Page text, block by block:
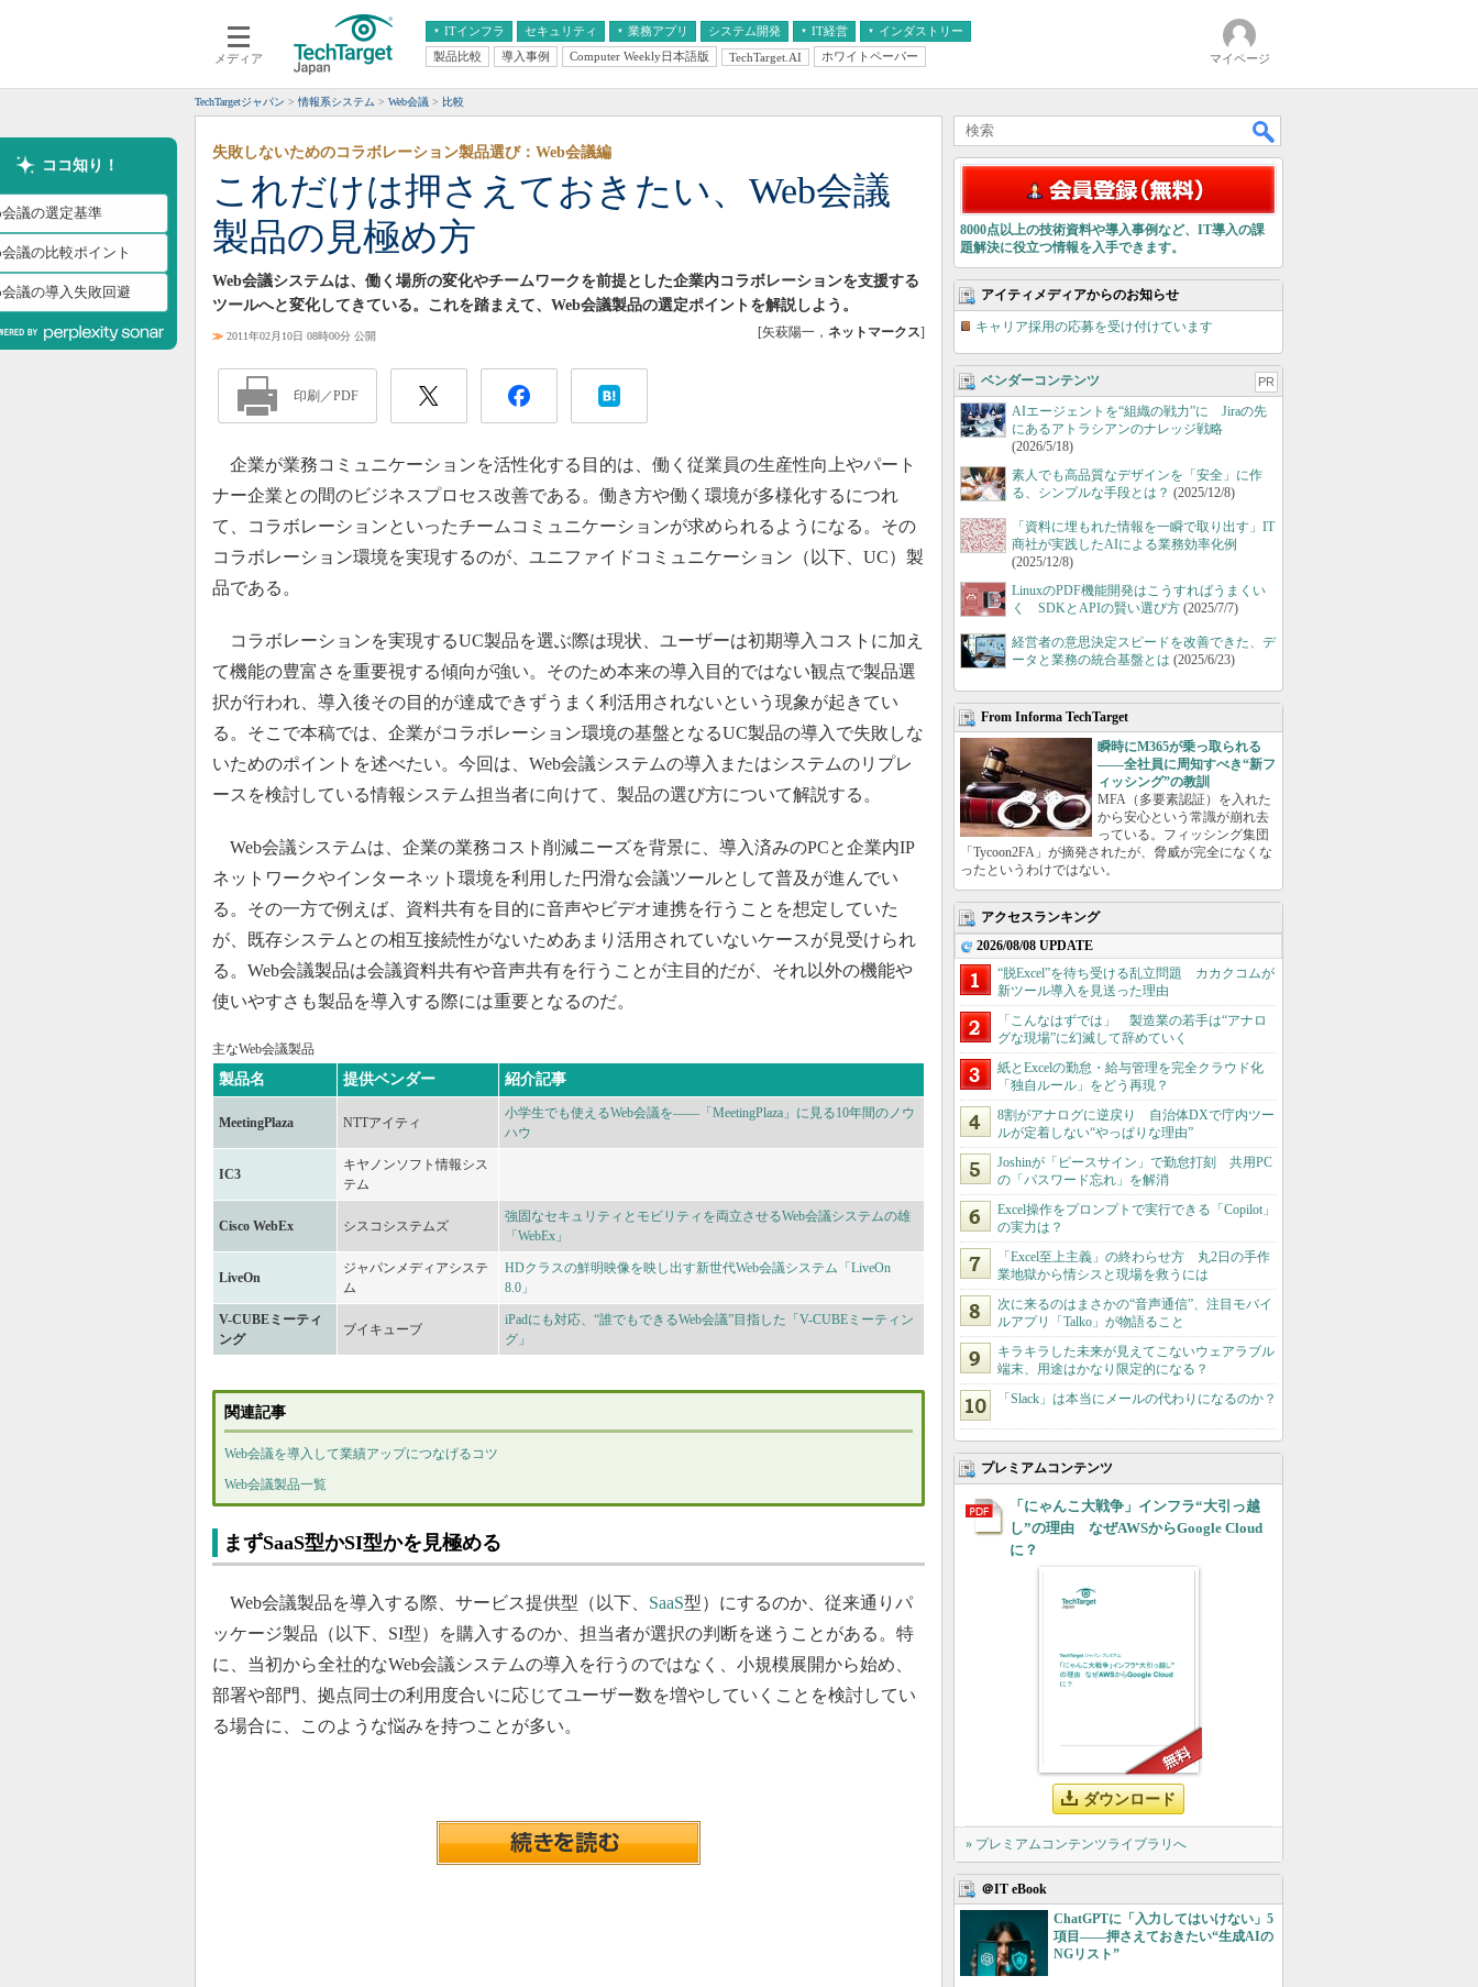
メディア
ITインフラ
クラウド
スマートモバイル
ネットワーク
システム運用管理
セキュリティ 業務アプリ
エンタープライズAI
ERP
CX
情報系システム
システム開発 IT経営
経営とIT
インダストリー
医療IT
製品比較 導入事例 Computer Weekly日本語版 TechTarget.AI ホワイトペーパー マイページ
TechTargetジャパン 情報系システム Web会議 比較
ココ知り！
会議の選定基準
会議の比較ポイント
会議の導入失敗回避
これだけは押さえておきたい、Web会議
製品の見極め方
失敗しないためのコラボレーション製品選び：Web会議編
Web会議システムは、働く場所の変化やチームワークを前提とした企業内コラボレーションを支援する
ツールへと変化してきている。これを踏まえて、Web会議製品の選定ポイントを解説しよう。
≫ 2011年02月10日 08時00分 公開 [矢萩陽一， ネットマークス]
印刷／PDF
企業が業務コミュニケーションを活性化する目的は、働く従業員の生産性向上やパート
ナー企業との間のビジネスプロセス改善である。働き方や働く環境が多様化するにつれ
て、コラボレーションといったチームコミュニケーションが求められるようになる。その
コラボレーション環境を実現するのが、ユニファイドコミュニケーション（以下、UC）製
品である。
コラボレーションを実現するUC製品を選ぶ際は現状、ユーザーは初期導入コストに加え
て機能の豊富さを重要視する傾向が強い。そのため本来の導入目的ではない観点で製品選
択が行われ、導入後その目的が達成できずうまく利活用されないという現象が起きてい
る。そこで本稿では、企業がコラボレーション環境の基盤となるUC製品の導入で失敗しな
いためのポイントを述べたい。今回は、Web会議システムの導入またはシステムのリプレ
ースを検討している情報システム担当者に向けて、製品の選び方について解説する。
Web会議システムは、企業の業務コスト削減ニーズを背景に、導入済みのPCと企業内IP
ネットワークやインターネット環境を利用した円滑な会議ツールとして普及が進んでい
る。その一方で例えば、資料共有を目的に音声やビデオ連携を行うことを想定していた
が、既存システムとの相互接続性がないためあまり活用されていないケースが見受けられ
る。Web会議製品は会議資料共有や音声共有を行うことが主目的だが、それ以外の機能や
使いやすさも製品を導入する際には重要となるのだ。
主なWeb会議製品
製品名 提供ベンダー 紹介記事
MeetingPlaza NTTアイティ
小学生でも使えるWeb会議を――「MeetingPlaza」に見る10年間のノウ
ハウ
IC3
キヤノンソフト情報シス
テム
Cisco WebEx シスコシステムズ
強固なセキュリティとモビリティを両立させるWeb会議システムの雄
「WebEx」
LiveOn
ジャパンメディアシステ
ム
HDクラスの鮮明映像を映し出す新世代Web会議システム「LiveOn
8.0」
V-CUBEミーティ
ング
ブイキューブ
iPadにも対応、“誰でもできるWeb会議”目指した「V-CUBEミーティン
グ」
関連記事
Web会議を導入して業績アップにつなげるコツ
Web会議製品一覧
まずSaaS型かSI型かを見極める
Web会議製品を導入する際、サービス提供型（以下、 SaaS型）にするのか、従来通りパ
ッケージ製品（以下、SI型）を購入するのか、担当者が選択の判断を迷うことがある。特
に、当初から全社的なWeb会議システムの導入を行うのではなく、小規模展開から始め、
部署や部門、拠点同士の利用度合いに応じてユーザー数を増やしていくことを検討してい
る場合に、このような悩みを持つことが多い。
8000点以上の技術資料や導入事例など、IT導入の課
題解決に役立つ情報を入手できます。
アイティメディアからのお知らせ
キャリア採用の応募を受け付けています
ベンダーコンテンツ PR
AIエージェントを“組織の戦力”に Jiraの先
にあるアトラシアンのナレッジ戦略
(2026/5/18)
素人でも高品質なデザインを「安全」に作
る、シンプルな手段とは？ (2025/12/8)
「資料に埋もれた情報を一瞬で取り出す」IT
商社が実践したAIによる業務効率化例
(2025/12/8)
LinuxのPDF機能開発はこうすればうまくい
く SDKとAPIの賢い選び方 (2025/7/7)
経営者の意思決定スピードを改善できた、デ
ータと業務の統合基盤とは (2025/6/23)
From Informa TechTarget
瞬時にM365が乗っ取られる
――全社員に周知すべき“新フ
ィッシング”の教訓
MFA（多要素認証）を入れた
から安心という常識が崩れ去
っている。フィッシング集団
「Tycoon2FA」が摘発されたが、脅威が完全になくな
ったというわけではない。
アクセスランキング
2026/08/08 UPDATE
“脱Excel”を待ち受ける乱立問題 カカクコムが
新ツール導入を見送った理由
「こんなはずでは」 製造業の若手は“アナロ
グな現場”に幻滅して辞めていく
紙とExcelの勤怠・給与管理を完全クラウド化
「独自ルール」をどう再現？
8割がアナログに逆戻り 自治体DXで庁内ツー
ルが定着しない“やっぱりな理由”
Joshinが「ピースサイン」で勤怠打刻 共用PC
の「パスワード忘れ」を解消
Excel操作をプロンプトで実行できる「Copilot」
の実力は？
「Excel至上主義」の終わらせ方 丸2日の手作
業地獄から情シスと現場を救うには
次に来るのはまさかの“音声通信”、注目モバイ
ルアプリ「Talko」が物語ること
キラキラした未来が見えてこないウェアラブル
端末、用途はかなり限定的になる？
「Slack」は本当にメールの代わりになるのか？
プレミアムコンテンツ
「にゃんこ大戦争」インフラ“大引っ越
し”の理由 なぜAWSからGoogle Cloud
に？
ダウンロード
» プレミアムコンテンツライブラリへ
＠IT eBook
ChatGPTに「入力してはいけない」5
項目――押さえておきたい“生成AIの
NGリスト”